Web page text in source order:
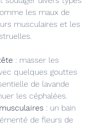
les maux de
musculaires et les
: masser les
quelques gouttes
de lavande
les céphalées.
: un bain
de fleurs de